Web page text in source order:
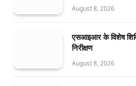
August 8, 2026
एसआइआर के विशेष
निरीक्षण
August 8, 2026